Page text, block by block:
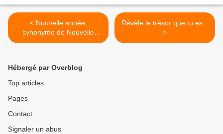
< Nouvelle année,
synonyme de Nouvelle
Vie...
Révèle le trésor que tu es...
>
Hébergé par Overblog
Top articles
Pages
Contact
Signaler un abus